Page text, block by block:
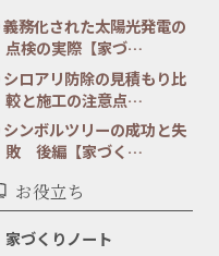
義務化された太陽光発電の
点検の実際【家づ…
シロアリ防除の見積もり比
較と施工の注意点…
シンボルツリーの成功と失
敗 後編【家づく…
お役立ち
家づくりノート